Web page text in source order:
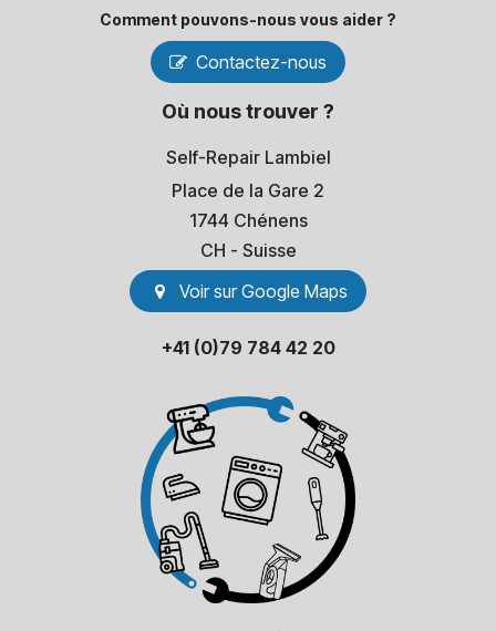
Comment pouvons-​nous vous aider ?
Contactez-nous
Où nous trouver ?
Self-Repair Lambiel
Place de la Gare 2
1744 Chénens
​CH - Suisse
Voir sur Go​​ogle Maps
+41 (0)79 784 42 20